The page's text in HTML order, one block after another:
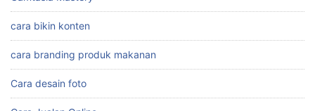
cara bikin konten
cara branding produk makanan
Cara desain foto